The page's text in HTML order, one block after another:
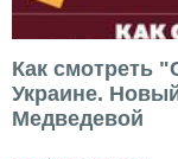
Как смотреть
Украине.
Медведевой